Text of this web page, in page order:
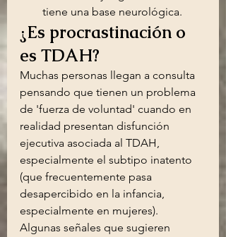
tiene una base neurológica.
¿Es procrastinación o
es TDAH?
Muchas personas llegan a consulta
pensando que tienen un problema
de 'fuerza de voluntad' cuando en
realidad presentan disfunción
ejecutiva asociada al TDAH,
especialmente el subtipo inatento
(que frecuentemente pasa
desapercibido en la infancia,
especialmente en mujeres).
Algunas señales que sugieren